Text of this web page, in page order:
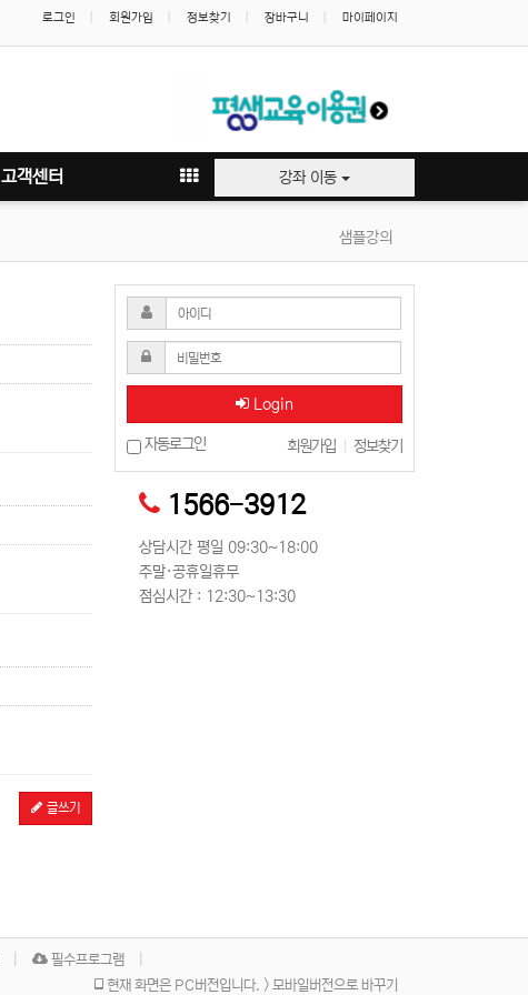
로그인 회원가입 정보찾기 장바구니 마이페이지
강좌 이동
고객센터
샘플강의
글쓰기
Login
자동로그인 회원가입 정보찾기
1566-3912
상담시간 평일 09:30~18:00
주말·공휴일휴무
점심시간 : 12:30~13:30
필수프로그램
현재 화면은 PC버전입니다. > 모바일버전으로 바꾸기